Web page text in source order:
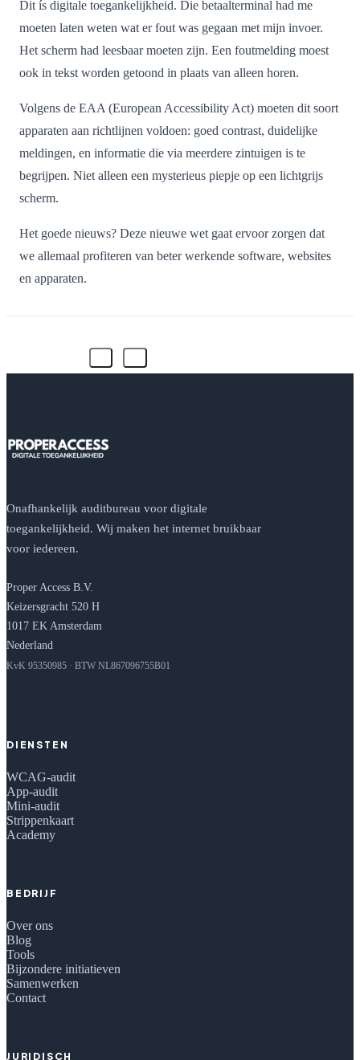
Dit ís digitale toegankelijkheid. Die betaalterminal had me
moeten laten weten wat er fout was gegaan met mijn invoer.
Het scherm had leesbaar moeten zijn. Een foutmelding moest
ook in tekst worden getoond in plaats van alleen horen.
Volgens de EAA (European Accessibility Act) moeten dit soort
apparaten aan richtlijnen voldoen: goed contrast, duidelijke
meldingen, en informatie die via meerdere zintuigen is te
begrijpen. Niet alleen een mysterieus piepje op een lichtgrijs
scherm.
Het goede nieuws? Deze nieuwe wet gaat ervoor zorgen dat
we allemaal profiteren van beter werkende software, websites
en apparaten.
Onafhankelijk auditbureau voor digitale
toegankelijkheid. Wij maken het internet bruikbaar
voor iedereen.
Proper Access B.V.
Keizersgracht 520 H
1017 EK Amsterdam
Nederland
KvK 95350985 · BTW NL867096755B01
DIENSTEN
WCAG-audit
App-audit
Mini-audit
Strippenkaart
Academy
BEDRIJF
Over ons
Blog
Tools
Bijzondere initiatieven
Samenwerken
Contact
JURIDISCH